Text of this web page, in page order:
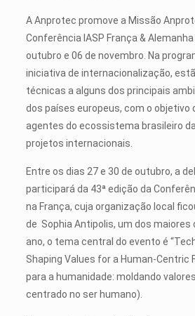
A Anprotec promove a Missão
Conferência IASP França &
outubro e 06 de novembro. Na
iniciativa de internacionalização,
técnicas a alguns dos principais
dos países europeus, com o objetivo
agentes do ecossistema brasileiro
projetos internacionais.
Entre os dias 27 e 30 de outubro, a
participará da 43ª edição da
na França, cuja organização local
de Sophia Antipolis, um dos maiores
ano, o tema central do evento é
Shaping Values for a Human-Centric
para a humanidade: moldando
centrado no ser humano).